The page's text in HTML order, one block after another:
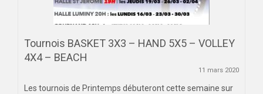
AIX-MARSEILLE
VIDÉOTHÈQUE
LOGOTHÈQUE
Tournois BASKET 3X3 – HAND 5X5 – VOLLEY
4X4 – BEACH
11 mars 2020
Les tournois de Printemps débuteront cette semaine sur